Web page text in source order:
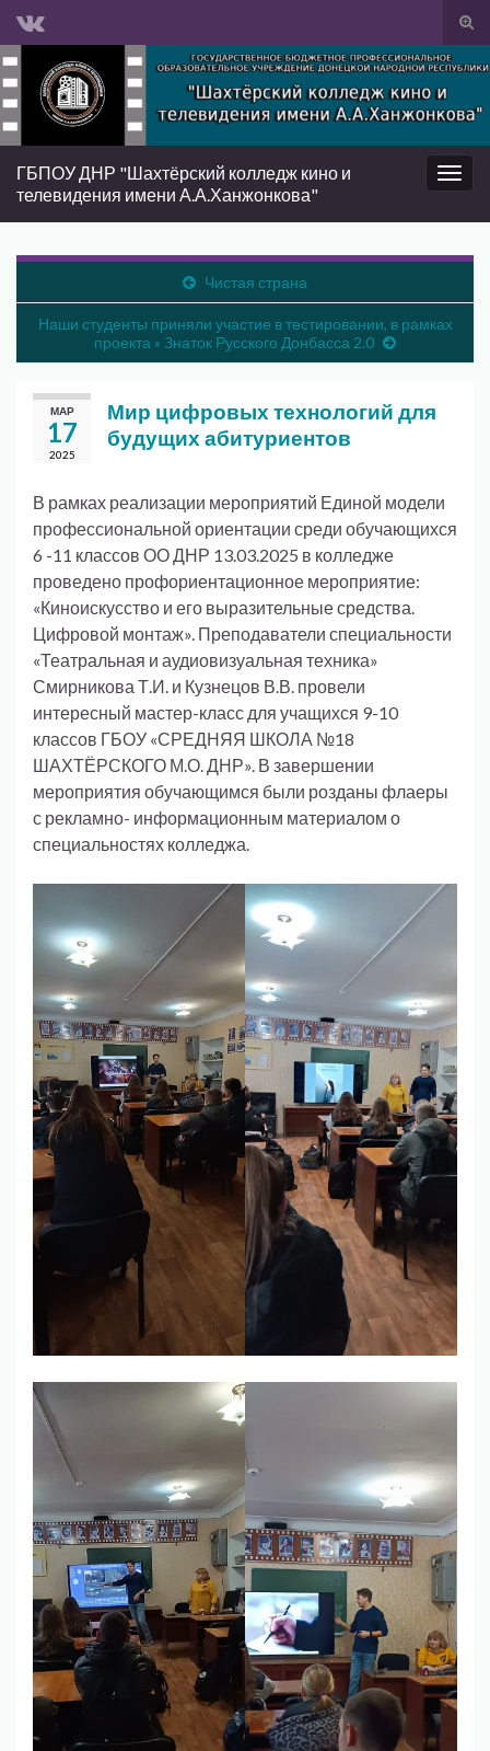
Вкл/
Search for:
Вкл/
ГБПОУ ДНР "Шахтёрский колледж кино и
телевидения имени А.А.Ханжонкова"
Чистая страна
Наши студенты приняли участие в тестировании, в рамках
проекта » Знаток Русского Донбасса 2.0
МАР
17
2025
Мир цифровых технологий для
будущих абитуриентов
В рамках реализации мероприятий Единой модели
профессиональной ориентации среди обучающихся
6 -11 классов ОО ДНР 13.03.2025 в колледже
проведено профориентационное мероприятие:
«Киноискусство и его выразительные средства.
Цифровой монтаж». Преподаватели специальности
«Театральная и аудиовизуальная техника»
Смирникова Т.И. и Кузнецов В.В. провели
интересный мастер-класс для учащихся 9-10
классов ГБОУ «СРЕДНЯЯ ШКОЛА №18
ШАХТЁРСКОГО М.О. ДНР». В завершении
мероприятия обучающимся были розданы флаеры
с рекламно- информационным материалом о
специальностях колледжа.